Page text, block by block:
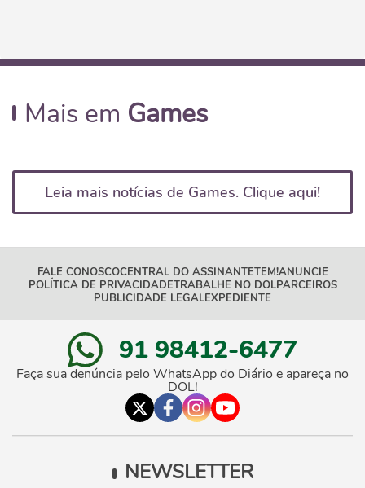
Mais em Games
Leia mais notícias de Games. Clique aqui!
FALE CONOSCOCENTRAL DO ASSINANTETEM!ANUNCIE
POLÍTICA DE PRIVACIDADETRABALHE NO DOLPARCEIROS
PUBLICIDADE LEGALEXPEDIENTE
91 98412-6477
Faça sua denúncia pelo WhatsApp do Diário e apareça no
DOL!
NEWSLETTER